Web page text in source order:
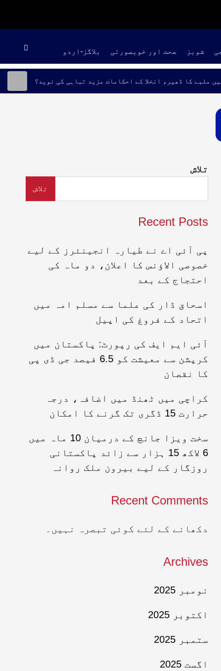
شوبز صحت اور خوبصورتی بلاگز-اردو
ملبے کا ڈھیر، انخلا کے احکامات مزید تباہی کی نوید؟
تلاش
تلاش
Recent Posts
پی آئی اے نے طیارہ انجینئرز کے لیے
خصوصی الاؤنس کا اعلان، دو ماہ کی
احتجاج کے بعد
اسحاق ڈار کی علما سے مسلم امہ میں
اتحاد کے فروغ کی اپیل
آئی ایم ایف کی رپورٹ: پاکستان میں
کرپشن سے معیشت کو 6.5 فیصد جی ڈی پی
کا نقصان
کراچی میں ٹھنڈ میں اضافہ، درجہ
حرارت 15 ڈگری تک گرنے کا امکان
سخت ویزا جانچ کے درمیان 10 ماہ میں
6 لاکھ 15 ہزار سے زائد پاکستانی
روزگار کے لیے بیرون ملک روانہ
Recent Comments
دکھانے کے لئے کوئی تبصرہ نہیں۔
Archives
نومبر 2025
اکتوبر 2025
ستمبر 2025
اگست 2025